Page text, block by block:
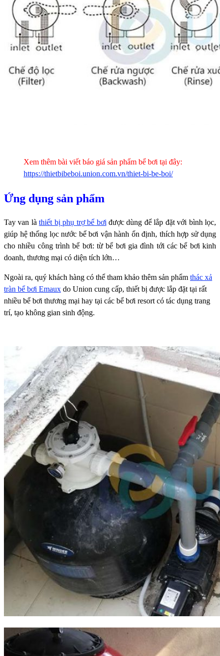
Xem thêm bài viết báo giá sản phẩm bể bơi tại đây:
https://thietbibeboi.union.com.vn/thiet-bi-be-boi/
Ứng dụng sản phẩm
Tay van làthiết bị phụ trợ bể bơiđược dùng để lắp đặt với bình lọc,
giúp hệ thống lọc nước bể bơi vận hành ổn định, thích hợp sử dụng
cho nhiều công trình bể bơi: từ bể bơi gia đình tới các bể bơi kinh
doanh, thương mại có diện tích lớn…
Ngoài ra, quý khách hàng có thể tham khảo thêm sản phẩm thác xả
tràn bể bơi Emaux do Union cung cấp, thiết bị được lắp đặt tại rất
nhiều bể bơi thương mại hay tại các bể bơi resort có tác dụng trang
trí, tạo không gian sinh động.